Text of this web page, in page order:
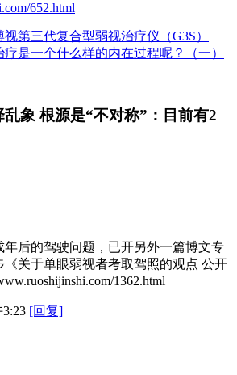
652.html
视第三代复合型弱视治疗仪（G3S）
疗是一个什么样的内在过程呢？（一）
象 根源是“不对称”：目前有2
年后的驾驶问题，已开另外一篇博文专
《关于单眼弱视者考取驾照的观点 公开
1362.html
3:23 [回复]